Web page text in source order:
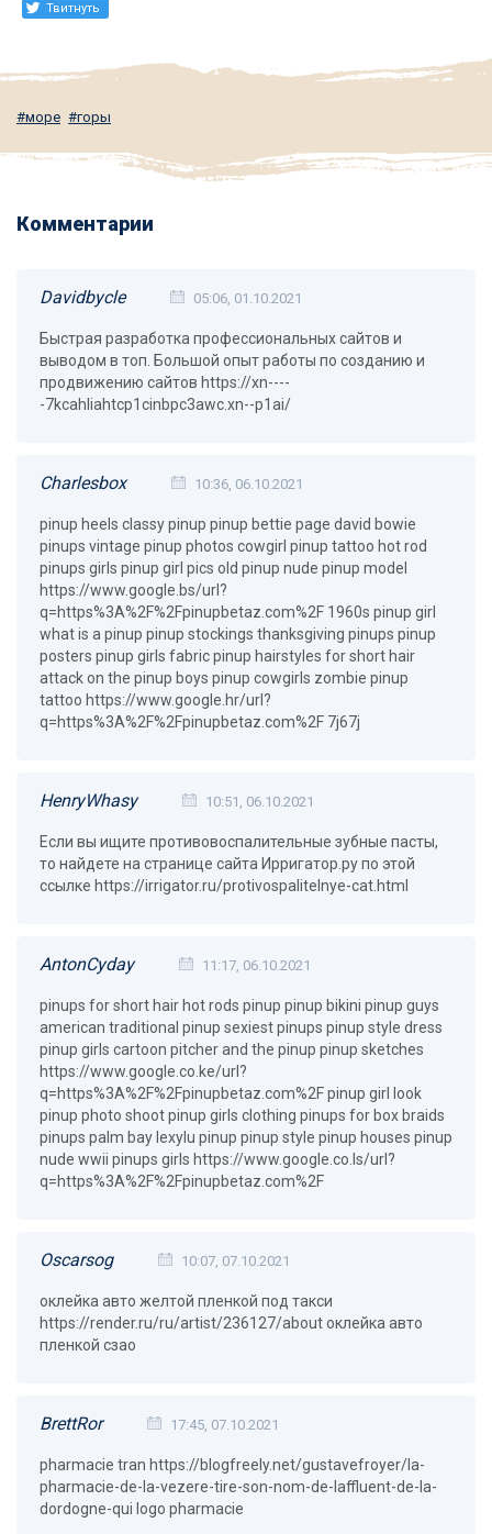
Твитнуть
море горы
Комментарии
Davidbycle 05:06, 01.10.2021
Быстрая разработка профессиональных сайтов и
выводом в топ. Большой опыт работы по созданию и
продвижению сайтов https://xn----
-7kcahliahtcp1cinbpc3awc.xn--p1ai/
Charlesbox 10:36, 06.10.2021
pinup heels classy pinup pinup bettie page david bowie
pinups vintage pinup photos cowgirl pinup tattoo hot rod
pinups girls pinup girl pics old pinup nude pinup model
https://www.google.bs/url?
q=https%3A%2F%2Fpinupbetaz.com%2F 1960s pinup girl
what is a pinup pinup stockings thanksgiving pinups pinup
posters pinup girls fabric pinup hairstyles for short hair
attack on the pinup boys pinup cowgirls zombie pinup
tattoo https://www.google.hr/url?
q=https%3A%2F%2Fpinupbetaz.com%2F 7j67j
HenryWhasy 10:51, 06.10.2021
Если вы ищите противовоспалительные зубные пасты,
то найдете на странице сайта Ирригатор.ру по этой
ссылке https://irrigator.ru/protivospalitelnye-cat.html
AntonCyday 11:17, 06.10.2021
pinups for short hair hot rods pinup pinup bikini pinup guys
american traditional pinup sexiest pinups pinup style dress
pinup girls cartoon pitcher and the pinup pinup sketches
https://www.google.co.ke/url?
q=https%3A%2F%2Fpinupbetaz.com%2F pinup girl look
pinup photo shoot pinup girls clothing pinups for box braids
pinups palm bay lexylu pinup pinup style pinup houses pinup
nude wwii pinups girls https://www.google.co.ls/url?
q=https%3A%2F%2Fpinupbetaz.com%2F
Oscarsog 10:07, 07.10.2021
оклейка авто желтой пленкой под такси
https://render.ru/ru/artist/236127/about оклейка авто
пленкой сзао
BrettRor 17:45, 07.10.2021
pharmacie tran https://blogfreely.net/gustavefroyer/la-
pharmacie-de-la-vezere-tire-son-nom-de-laffluent-de-la-
dordogne-qui logo pharmacie